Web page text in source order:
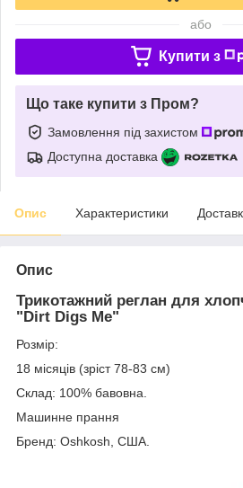
або
Купити з
Що таке купити з Пром?
Замовлення під захистом
Доступна доставка
Опис Характеристики
Опис
Трикотажний реглан для
"Dirt Digs Me"
Розмір:
18 місяців (зріст 78-83 см)
Склад: 100% бавовна.
Машинне прання
Бренд: Oshkosh, США.